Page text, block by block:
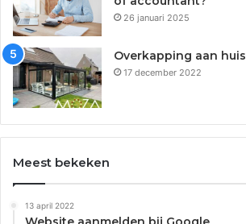
26 januari 2025
Overkapping aan huis
17 december 2022
Meest bekeken
13 april 2022